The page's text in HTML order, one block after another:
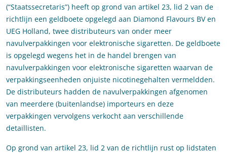
(“Staatssecretaris”) heeft op grond van artikel 23, lid 2 van de
richtlijn een geldboete opgelegd aan Diamond Flavours BV en
UEG Holland, twee distributeurs van onder meer
navulverpakkingen voor elektronische sigaretten. De geldboete
is opgelegd wegens het in de handel brengen van
navulverpakkingen voor elektronische sigaretten waarvan de
verpakkingseenheden onjuiste nicotinegehalten vermeldden.
De distributeurs hadden de navulverpakkingen afgenomen
van meerdere (buitenlandse) importeurs en deze
verpakkingen vervolgens verkocht aan verschillende
detaillisten.
Op grond van artikel 23, lid 2 van de richtlijn rust op lidstaten